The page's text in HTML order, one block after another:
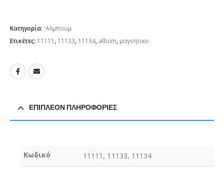
Κατηγορία: 'Αλμπουμ
Ετικέτες: 11111 , 11133, 11134, album, μαγνητικο
ΕΠΙΠΛΈΟΝ ΠΛΗΡΟΦΟΡΊΕΣ
Κωδικό 11111, 11133, 11134